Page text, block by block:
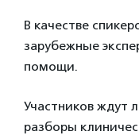
В качестве
зарубежные
помощи.
Участников ждут
разборы